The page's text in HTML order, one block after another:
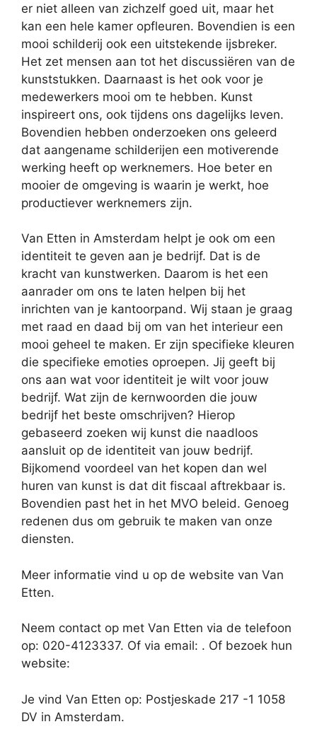
er niet alleen van zichzelf goed uit, maar het
kan een hele kamer opfleuren. Bovendien is een
mooi schilderij ook een uitstekende ijsbreker.
Het zet mensen aan tot het discussiëren van de
kunststukken. Daarnaast is het ook voor je
medewerkers mooi om te hebben. Kunst
inspireert ons, ook tijdens ons dagelijks leven.
Bovendien hebben onderzoeken ons geleerd
dat aangename schilderijen een motiverende
werking heeft op werknemers. Hoe beter en
mooier de omgeving is waarin je werkt, hoe
productiever werknemers zijn.
Van Etten in Amsterdam helpt je ook om een
identiteit te geven aan je bedrijf. Dat is de
kracht van kunstwerken. Daarom is het een
aanrader om ons te laten helpen bij het
inrichten van je kantoorpand. Wij staan je graag
met raad en daad bij om van het interieur een
mooi geheel te maken. Er zijn specifieke kleuren
die specifieke emoties oproepen. Jij geeft bij
ons aan wat voor identiteit je wilt voor jouw
bedrijf. Wat zijn de kernwoorden die jouw
bedrijf het beste omschrijven? Hierop
gebaseerd zoeken wij kunst die naadloos
aansluit op de identiteit van jouw bedrijf.
Bijkomend voordeel van het kopen dan wel
huren van kunst is dat dit fiscaal aftrekbaar is.
Bovendien past het in het MVO beleid. Genoeg
redenen dus om gebruik te maken van onze
diensten.
Meer informatie vind u op de website van Van
Etten.
Neem contact op met Van Etten via de telefoon
op: 020-4123337. Of via email: . Of bezoek hun
website:
Je vind Van Etten op: Postjeskade 217 -1 1058
DV in Amsterdam.